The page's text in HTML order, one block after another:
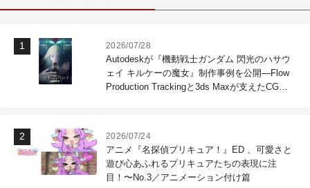
2026/07/28
Autodeskが『機動戦士ガンダム 閃光のハサウ
ェイ キルケーの魔女』制作事例を公開―Flow
Production Trackingと3ds Maxが支えたCG制
2026/07/24
アニメ『名探偵プリキュア！』ED 、可愛さと
遊び心あふれるプリキュアたちの表現に注
目！〜No.3／アニメーション付け篇